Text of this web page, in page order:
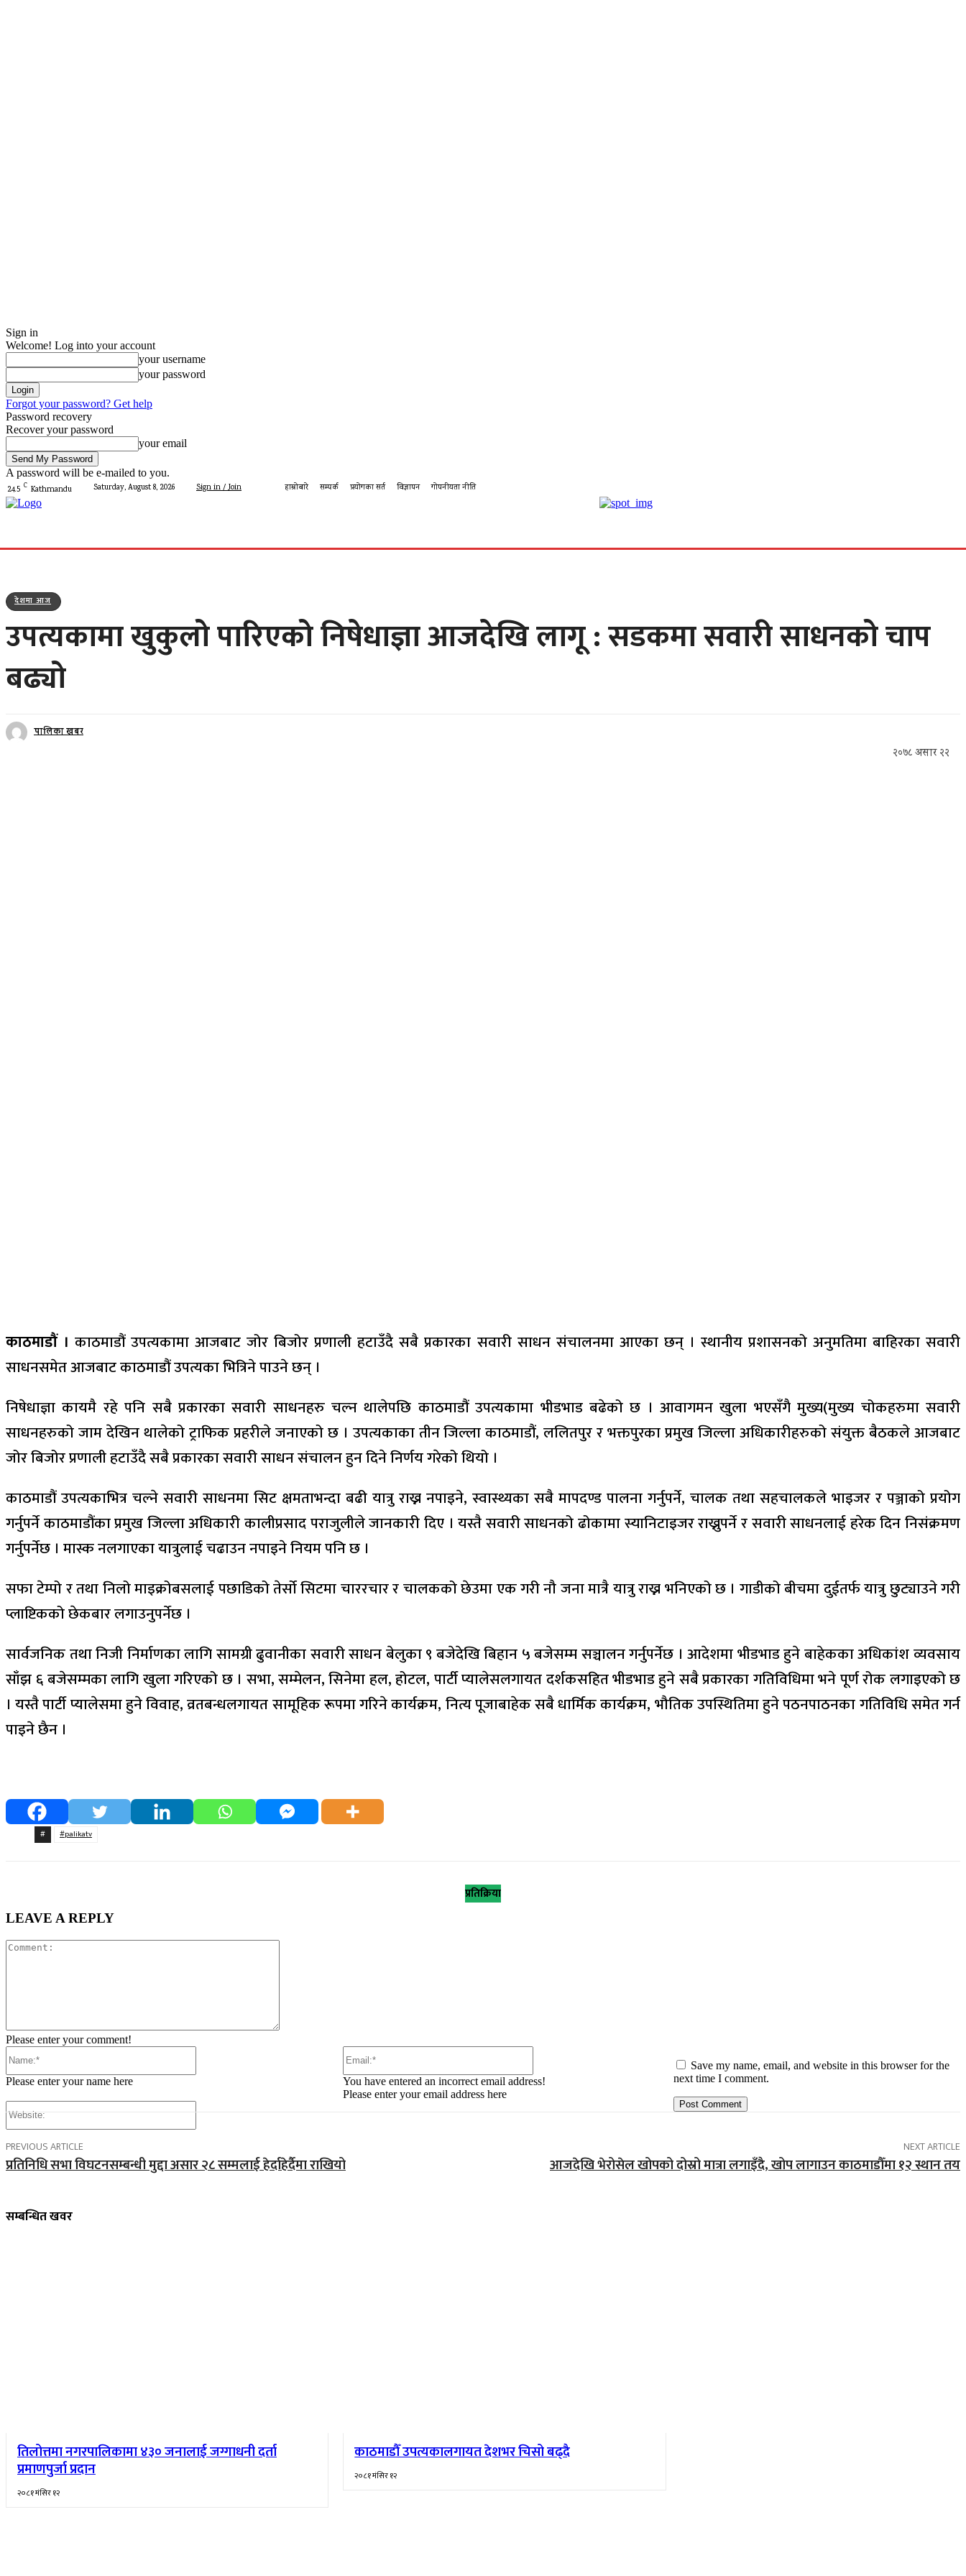
Sign in
Welcome! Log into your account
your username
your password
Forgot your password? Get help
Password recovery
Recover your password
your email
A password will be e-mailed to you.
24.5 C Kathmandu Saturday, August 8, 2026 Sign in / Join हाम्रोबारे सम्पर्क प्रयोगका सर्त विज्ञापन गोपनीयता नीति
देशमा आज
उपत्यकामा खुकुलो पारिएको निषेधाज्ञा आजदेखि लागू : सडकमा सवारी साधनको चाप
बढ्यो
पालिका खबर
२०७८ असार २२
काठमाडौं । काठमाडौं उपत्यकामा आजबाट जोर बिजोर प्रणाली हटाउँदै सबै प्रकारका सवारी साधन संचालनमा आएका छन् । स्थानीय प्रशासनको अनुमतिमा बाहिरका सवारी
साधनसमेत आजबाट काठमाडौं उपत्यका भित्रिने पाउने छन् ।
निषेधाज्ञा कायमै रहे पनि सबै प्रकारका सवारी साधनहरु चल्न थालेपछि काठमाडौं उपत्यकामा भीडभाड बढेको छ । आवागमन खुला भएसँगै मुख्य(मुख्य चोकहरुमा सवारी
साधनहरुको जाम देखिन थालेको ट्राफिक प्रहरीले जनाएको छ । उपत्यकाका तीन जिल्ला काठमाडौं, ललितपुर र भक्तपुरका प्रमुख जिल्ला अधिकारीहरुको संयुक्त बैठकले आजबाट
जोर बिजोर प्रणाली हटाउँदै सबै प्रकारका सवारी साधन संचालन हुन दिने निर्णय गरेको थियो ।
काठमाडौं उपत्यकाभित्र चल्ने सवारी साधनमा सिट क्षमताभन्दा बढी यात्रु राख्न नपाइने, स्वास्थ्यका सबै मापदण्ड पालना गर्नुपर्ने, चालक तथा सहचालकले भाइजर र पञ्जाको प्रयोग
गर्नुपर्ने काठमाडौंका प्रमुख जिल्ला अधिकारी कालीप्रसाद पराजुलीले जानकारी दिए । यस्तै सवारी साधनको ढोकामा स्यानिटाइजर राख्नुपर्ने र सवारी साधनलाई हरेक दिन निसंक्रमण
गर्नुपर्नेछ । मास्क नलगाएका यात्रुलाई चढाउन नपाइने नियम पनि छ ।
सफा टेम्पो र तथा निलो माइक्रोबसलाई पछाडिको तेर्सो सिटमा चाररचार र चालकको छेउमा एक गरी नौ जना मात्रै यात्रु राख्न भनिएको छ । गाडीको बीचमा दुईतर्फ यात्रु छुट्याउने गरी
प्लाष्टिकको छेकबार लगाउनुपर्नेछ ।
सार्वजनिक तथा निजी निर्माणका लागि सामग्री ढुवानीका सवारी साधन बेलुका ९ बजेदेखि बिहान ५ बजेसम्म सञ्चालन गर्नुपर्नेछ । आदेशमा भीडभाड हुने बाहेकका अधिकांश व्यवसाय
साँझ ६ बजेसम्मका लागि खुला गरिएको छ । सभा, सम्मेलन, सिनेमा हल, होटल, पार्टी प्यालेसलगायत दर्शकसहित भीडभाड हुने सबै प्रकारका गतिविधिमा भने पूर्ण रोक लगाइएको छ
। यस्तै पार्टी प्यालेसमा हुने विवाह, व्रतबन्धलगायत सामूहिक रूपमा गरिने कार्यक्रम, नित्य पूजाबाहेक सबै धार्मिक कार्यक्रम, भौतिक उपस्थितिमा हुने पठनपाठनका गतिविधि समेत गर्न
पाइने छैन ।
# #palikatv
प्रतिक्रिया
LEAVE A REPLY
Please enter your comment!
Please enter your name here
You have entered an incorrect email address!
Please enter your email address here
Save my name, email, and website in this browser for the
next time I comment.
PREVIOUS ARTICLE
प्रतिनिधि सभा विघटनसम्बन्धी मुद्दा असार २८ सम्मलाई हेर्दाहेर्दैमा राखियो
NEXT ARTICLE
आजदेखि भेरोसेल खोपको दोस्रो मात्रा लगाइँदै, खोप लागाउन काठमाडौँमा १२ स्थान तय
सम्बन्धित खवर
तिलोत्तमा नगरपालिकामा ४३० जनालाई जग्गाधनी दर्ता
प्रमाणपुर्जा प्रदान
२०८१ मंसिर १२
काठमाडौँ उपत्यकालगायत देशभर चिसो बढ्दै
२०८१ मंसिर १२